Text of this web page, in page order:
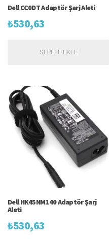
Dell CC0DT Adaptör Şarj Aleti
₺530,63
SEPETE EKLE
Dell HK45NM140 Adaptör Şarj
Aleti
₺530,63